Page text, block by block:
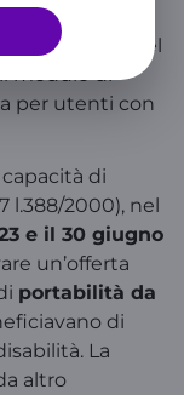
sottoscrizione
successivo del
modulo di
per utenti con
di
l.388/2000), nel
e il 30 giugno
un’offerta
portabilità da
di
La
altro